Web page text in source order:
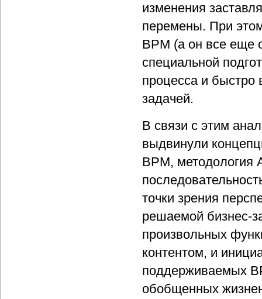
изменения
перемены. При
BPM (а он все еще
специальной
процесса и быстро
задачей.
В связи с этим
выдвинули
BPM, методология
точки зрения
решаемой бизнес-
произвольных
контентом, и
поддерживаемых
обобщенных